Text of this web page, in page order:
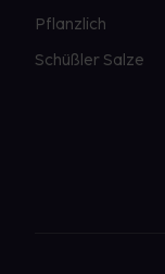
Pflanzlich
Schüßler Salze